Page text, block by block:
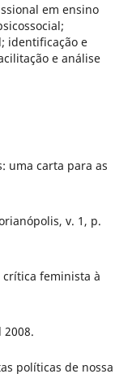
em ensino
identificação e
e análise
uma carta para as
v. 1, p.
crítica feminista à
2008.
políticas de nossa